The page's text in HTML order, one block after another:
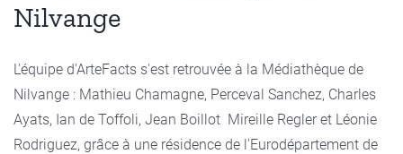
Nilvange
L'équipe d'ArteFacts s'est retrouvée à la Médiathèque de
Nilvange : Mathieu Chamagne, Perceval Sanchez, Charles
Ayats, Ian de Toffoli, Jean Boillot Mireille Regler et Léonie
Rodriguez, grâce à une résidence de l'Eurodépartement de